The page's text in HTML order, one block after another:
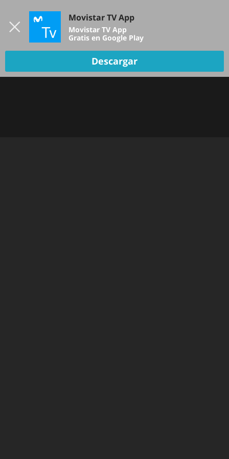
TV EN VIVO
Movistar TV App
Movistar TV App
Gratis en Google Play
Descargar